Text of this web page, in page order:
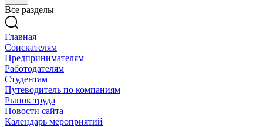
Все разделы
Главная
Соискателям
Предпринимателям
Работодателям
Студентам
Путеводитель по компаниям
Рынок труда
Новости сайта
Календарь мероприятий